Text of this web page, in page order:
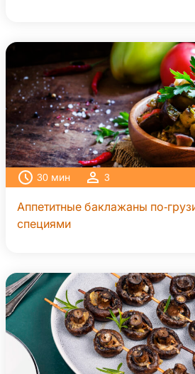
30 мин 3
Аппетитные баклажаны по-
специями